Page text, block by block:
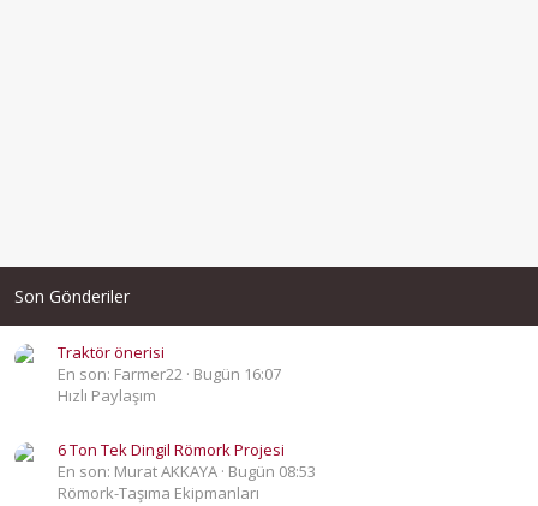
Son Gönderiler
Traktör önerisi
En son: Farmer22 Bugün 16:07
Hızlı Paylaşım
6 Ton Tek Dingil Römork Projesi
En son: Murat AKKAYA Bugün 08:53
Römork-Taşıma Ekipmanları